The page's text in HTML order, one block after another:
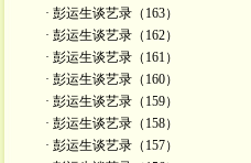
· 彭运生谈艺录（163）
· 彭运生谈艺录（162）
· 彭运生谈艺录（161）
· 彭运生谈艺录（160）
· 彭运生谈艺录（159）
· 彭运生谈艺录（158）
· 彭运生谈艺录（157）